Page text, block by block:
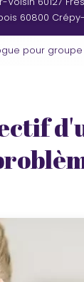
60800
pour